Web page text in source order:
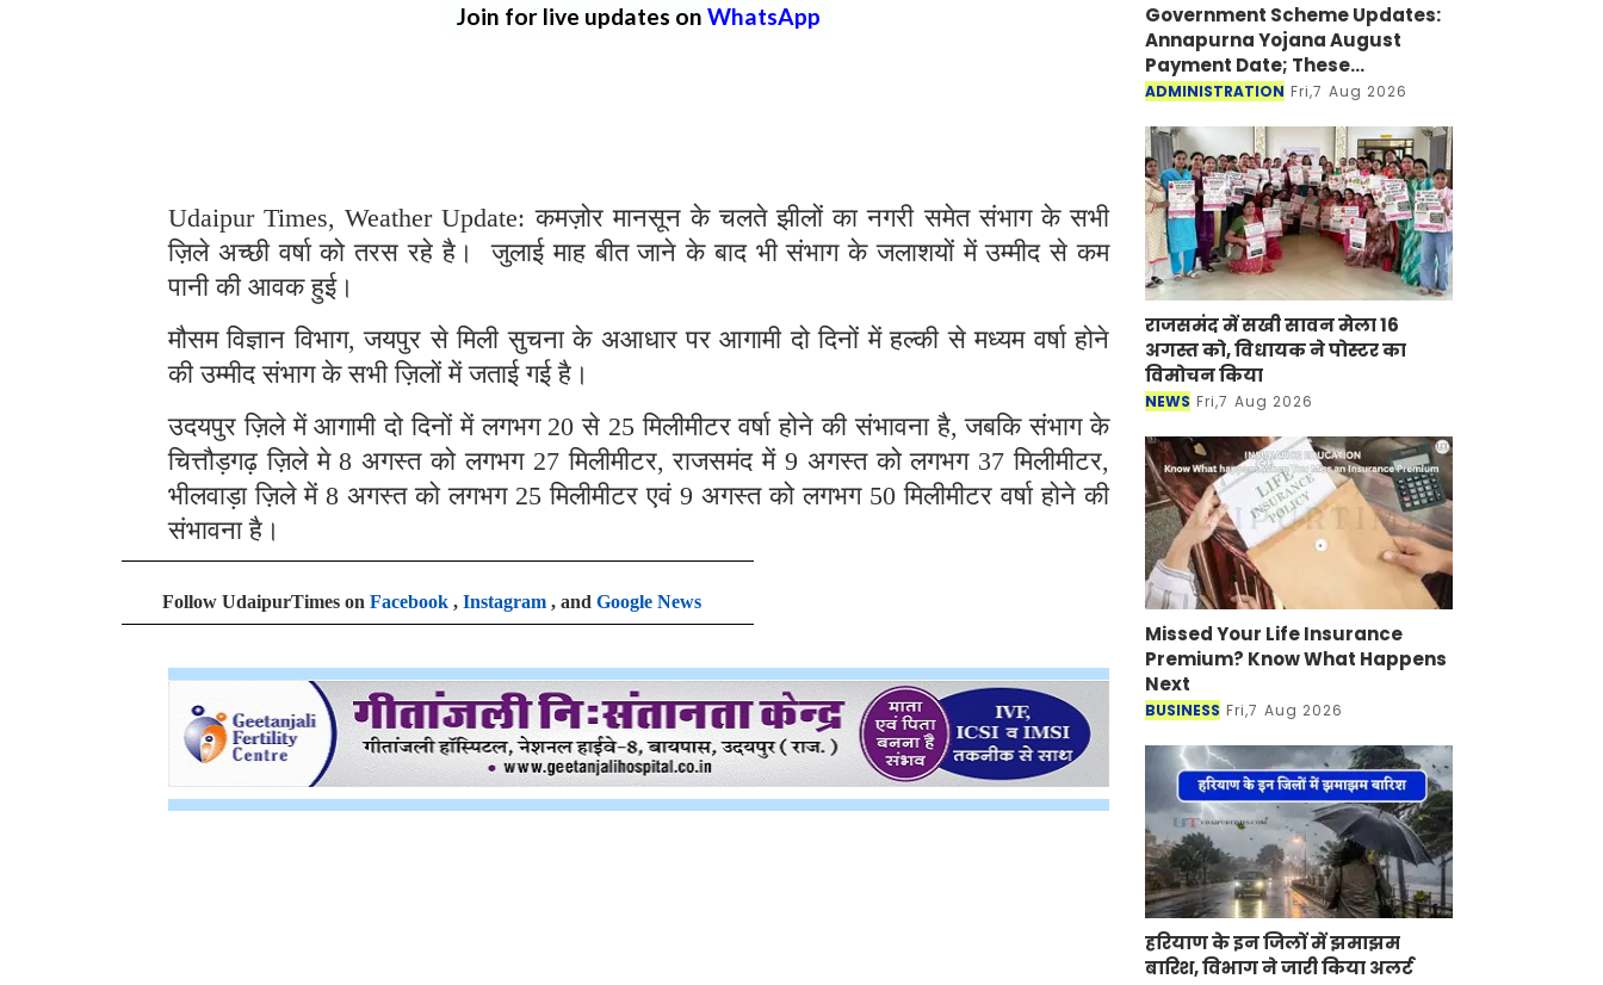
Join for live updates on WhatsApp
Udaipur Times, Weather Update: कमज़ोर मानसून के चलते झीलों का नगरी समेत संभाग के सभी
ज़िले अच्छी वर्षा को तरस रहे है। जुलाई माह बीत जाने के बाद भी संभाग के जलाशयों में उम्मीद से कम
पानी की आवक हुई।
मौसम विज्ञान विभाग, जयपुर से मिली सुचना के अआधार पर आगामी दो दिनों में हल्की से मध्यम वर्षा होने
की उम्मीद संभाग के सभी ज़िलों में जताई गई है।
उदयपुर ज़िले में आगामी दो दिनों में लगभग 20 से 25 मिलीमीटर वर्षा होने की संभावना है, जबकि संभाग के
चित्तौड़गढ़ ज़िले मे 8 अगस्त को लगभग 27 मिलीमीटर, राजसमंद में 9 अगस्त को लगभग 37 मिलीमीटर,
भीलवाड़ा ज़िले में 8 अगस्त को लगभग 25 मिलीमीटर एवं 9 अगस्त को लगभग 50 मिलीमीटर वर्षा होने की
संभावना है।
Follow UdaipurTimes on Facebook , Instagram , and Google News
Government Scheme Updates:
Annapurna Yojana August
Payment Date; These
Beneficiaries Will Get ₹3,000 on
ADMINISTRATION Fri,7 Aug 2026
राजसमंद में सखी सावन मेला 16
अगस्त को, विधायक ने पोस्टर का
विमोचन किया
NEWS Fri,7 Aug 2026
Missed Your Life Insurance
Premium? Know What Happens
Next
BUSINESS Fri,7 Aug 2026
हरियाण के इन जिलों में झमाझम
बारिश, विभाग ने जारी किया अलर्ट